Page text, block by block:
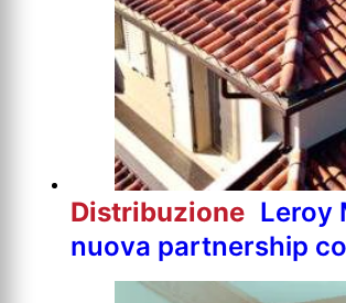
Distribuzione Leroy
nuova partnership